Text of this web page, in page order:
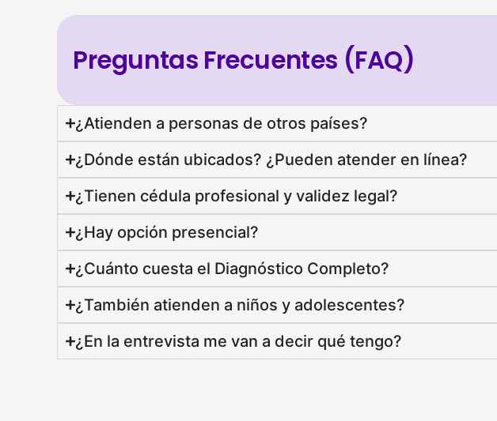
Preguntas Frecuentes (FAQ)
¿Atienden a personas de otros países?
¿Dónde están ubicados? ¿Pueden atender en línea?
¿Tienen cédula profesional y validez legal?
¿Hay opción presencial?
¿Cuánto cuesta el Diagnóstico Completo?
¿También atienden a niños y adolescentes?
¿En la entrevista me van a decir qué tengo?